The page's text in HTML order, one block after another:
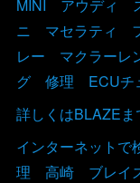
MINI アウディ
ニ マセラティ
レー マクラーレ
グ 修理 ECUチ
詳しくはBLAZEま
インターネット
理 高崎 ブレイ